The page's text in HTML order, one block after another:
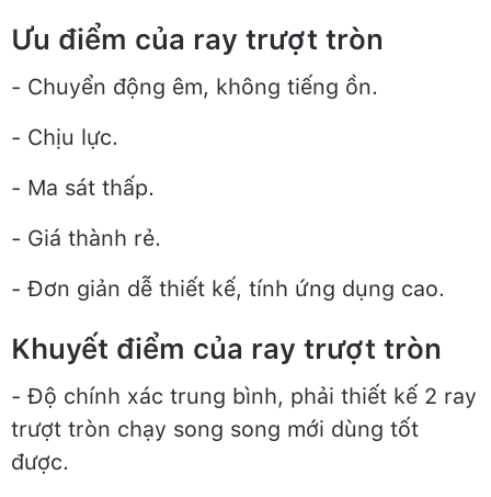
Ưu điểm của ray trượt tròn
- Chuyển động êm, không tiếng ồn.
- Chịu lực.
- Ma sát thấp.
- Giá thành rẻ.
- Đơn giản dễ thiết kế, tính ứng dụng cao.
Khuyết điểm của ray trượt tròn
- Độ chính xác trung bình, phải thiết kế 2 ray
trượt tròn chạy song song mới dùng tốt
được.